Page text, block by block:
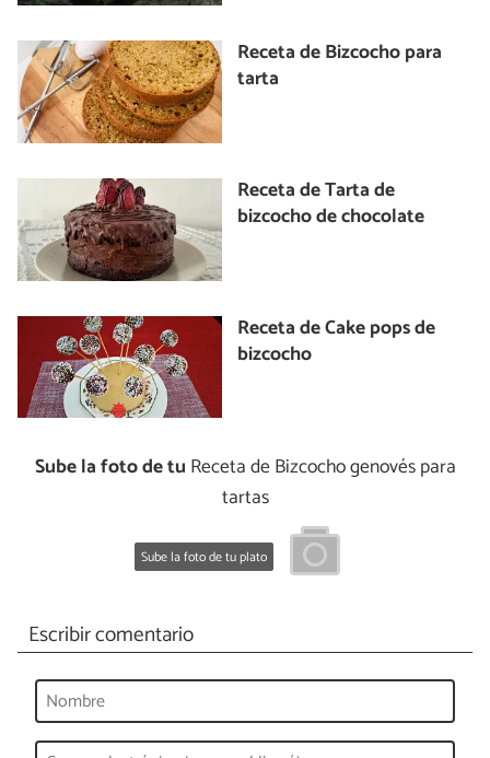
Receta de Bizcocho para
tarta
Receta de Tarta de
bizcocho de chocolate
Receta de Cake pops de
bizcocho
Sube la foto de tu Receta de Bizcocho genovés para
tartas
Sube la foto de tu plato
Escribir comentario